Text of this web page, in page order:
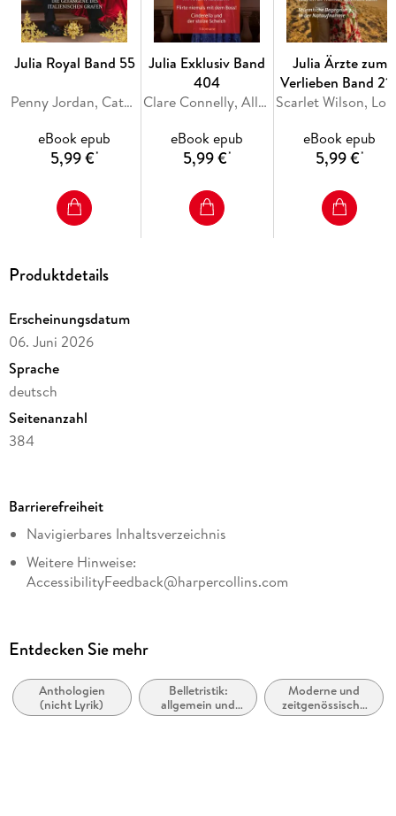
Mann ist nicht nur die pure Versuchung, er scheint auch ihre
erotischen Fantasien zu kennen - die sie bis jetzt nur ihrem E-
Julia Royal Band 55
Penny Jordan, Catherine George, Sara Craven
eBook epub
5,99 €*
Julia Exklusiv Band
404
Clare Connelly, Ally Blake, Maya Blake
eBook epub
5,99 €*
Julia Ärzte zum
Verlieben Band
eBook epub
5,99 €*
Produktdetails
Erscheinungsdatum
06. Juni 2026
Sprache
deutsch
Seitenanzahl
384
Reihe
CORA Verlag
Autor/Autorin
Julie Cohen
Sonja Sajlo-Lucich, Maria Poets
CORA Verlag
Kopierschutz
Barrierefreiheit
Navigierbares Inhaltsverzeichnis
Weitere Hinweise:
AccessibilityFeedback@harpercollins.com
Entdecken Sie mehr
Anthologien
(nicht Lyrik)
Belletristik:
allgemein und
literarisch, nicht
Moderne und
zeitgenössische
Liebesromane /